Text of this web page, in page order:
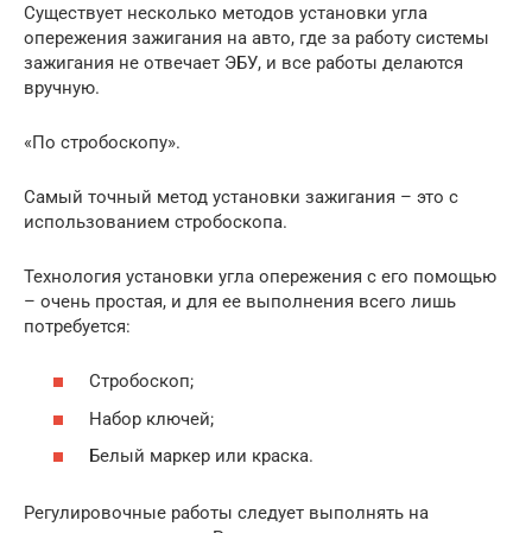
Существует несколько методов установки угла
опережения зажигания на авто, где за работу системы
зажигания не отвечает ЭБУ, и все работы делаются
вручную.
«По стробоскопу».
Самый точный метод установки зажигания – это с
использованием стробоскопа.
Технология установки угла опережения с его помощью
– очень простая, и для ее выполнения всего лишь
потребуется:
Стробоскоп;
Набор ключей;
Белый маркер или краска.
Регулировочные работы следует выполнять на